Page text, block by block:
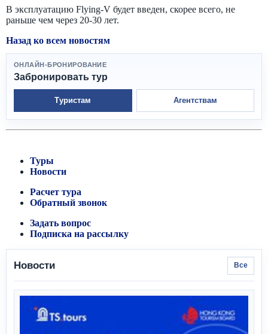
В эксплуатацию Flying-V будет введен, скорее всего, не
раньше чем через 20-30 лет.
Назад ко всем новостям
ОНЛАЙН-БРОНИРОВАНИЕ
Забронировать тур
Туристам Агентствам
Туры
Новости
Расчет тура
Обратный звонок
Задать вопрос
Подписка на рассылку
Новости Все